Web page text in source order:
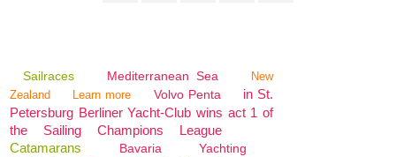
Sailraces Mediterranean Sea
New
Zealand
Learn more Volvo Penta
in St.
Petersburg Berliner Yacht-Club wins act 1 of
the Sailing Champions League
Catamarans
Bavaria
Yachting